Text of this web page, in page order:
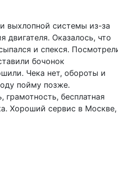
выхлопной системы из-за
двигателя. Оказалось, что
и спекся.
бочонок
Чека нет, обороты и
пойму позже.
грамотность, бесплатная
Хороший сервис в Москве,